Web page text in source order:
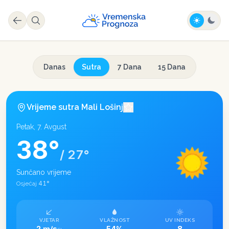
Danas Sutra 7 Dana 15 Dana
Vrijeme sutra Mali Lošinj
Petak, 7. Avgust
38°/ 27°
Sunčano vrijeme
Osjećaj 41°
VJETAR VLAŽNOST UV INDEKS